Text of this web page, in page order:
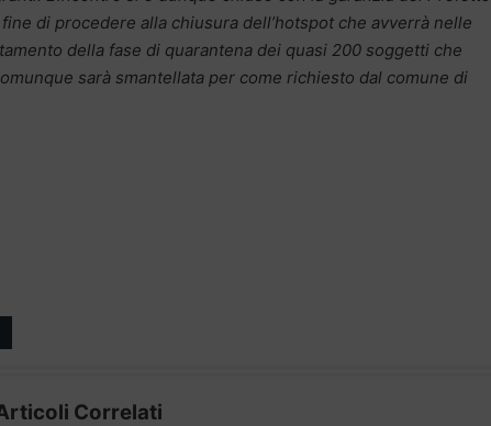
di procedere alla chiusura dell’hotspot che avverrà nelle
della fase di quarantena dei quasi 200 soggetti che
sarà smantellata per come richiesto dal comune di
Correlati